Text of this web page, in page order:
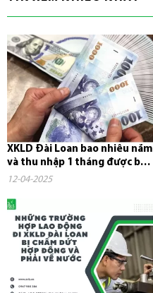
XKLD Đài Loan bao nhiêu năm
và thu nhập 1 tháng được bao
nhiêu tiền?
12-04-2025